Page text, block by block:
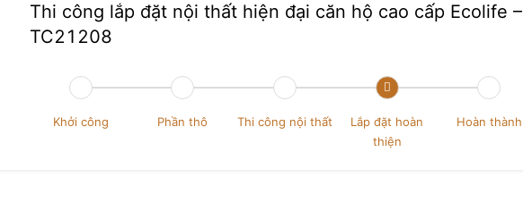
Thi công lắp đặt nội thất hiện đại căn hộ cao cấp Ecolife –
TC21208
Khởi công Phần thô Thi công nội thất
Lắp đặt hoàn
thiện
Hoàn thành